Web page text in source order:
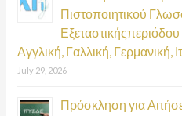
Πιστοποιητικού
Αγγλική, Γαλλική, Γερμανική,
July 29, 2026
Πρόσκληση για